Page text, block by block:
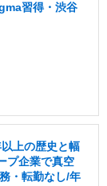
習得・渋谷
上の歴史と幅
プ企業で真空
・転勤なし/年